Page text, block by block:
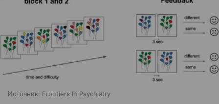
Источник: Frontiers In Psychiatry